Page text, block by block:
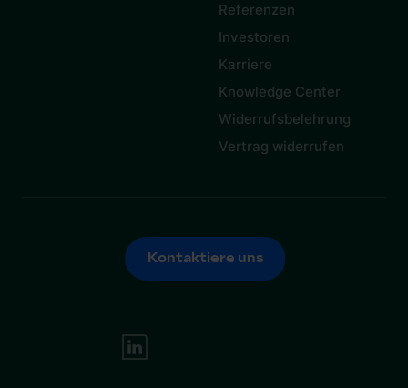
Referenzen
Investoren
Karriere
Knowledge Center
Widerrufsbelehrung
Vertrag widerrufen
Kontaktiere uns
Kontaktiere uns